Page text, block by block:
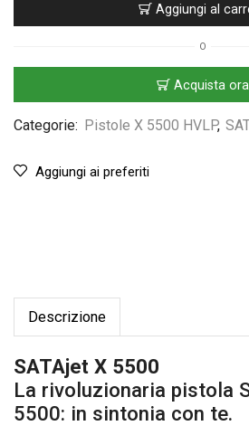
Aggiungi al
O
Acquista ora
Categorie: Pistole X 5500 HVLP,
Aggiungi ai preferiti
Descrizione
SATAjet X 5500
La rivoluzionaria pistola
5500: in sintonia con te.